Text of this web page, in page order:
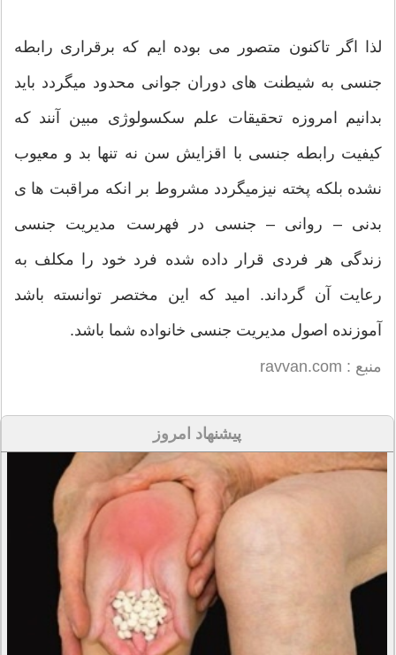
لذا اگر تاکنون متصور می بوده ایم که برقراری رابطه
جنسی به شیطنت های دوران جوانی محدود میگردد باید
بدانیم امروزه تحقیقات علم سکسولوژی مبین آنند که
کیفیت رابطه جنسی با اقزایش سن نه تنها بد و معیوب
نشده بلکه پخته نیزمیگردد مشروط بر انکه مراقبت ها ی
بدنی – روانی – جنسی در فهرست مدیریت جنسی
زندگی هر فردی قرار داده شده فرد خود را مکلف به
رعایت آن گرداند. امید که این مختصر توانسته باشد
آموزنده اصول مدیریت جنسی خانواده شما باشد.
منبع : ravvan.com
پیشنهاد امروز